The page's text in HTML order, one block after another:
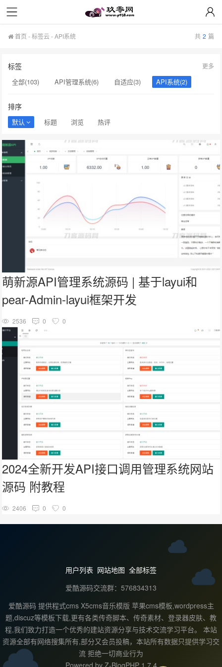
首页 -标签云- API系统 共 2 篇
标签
全部(103) API管理系统(6) 自适应(3)
API系统(2)
网址(2)
酷狗音乐(2) 音乐模版(2)
更多
排序
默认 标题 浏览 热评
其他整站源码
萌新源API管理系统源码 | 基于layui和
pear-Admin-layui框架开发
2536 0 0
其他整站源码
2024全新开发API接口调用管理系统网站
源码 附教程
2406 0 0
用户列表 网站地图 全部标签
爱酷源码交流群：576834313
爱酷源码 提供程式cms X5cms音乐模版 苹果cms模板,wordpress主
题,discuz等模板下载,更有各类传奇脚本、传奇素材、登录器皮肤、教
程,我们致力打造一个优秀的建站资源分享与技术交流学习平台。 本站
资源全部有网络搜集所有,部分又会员投稿，本站所有数据只提供学习交
流 拒绝一切商业行为